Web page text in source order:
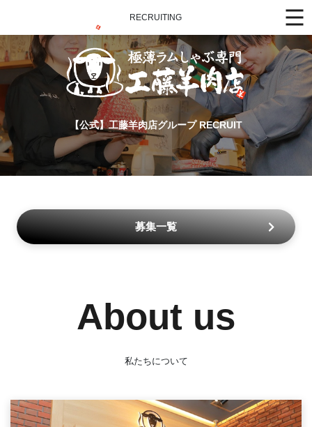
RECRUITING
【公式】工藤羊肉店グループ RECRUIT
募集一覧
About us
私たちについて